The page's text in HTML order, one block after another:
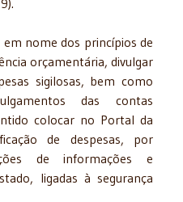
nome dos princípios de
orçamentária, divulgar
sigilosas, bem como
das contas
colocar no Portal da
de despesas, por
de informações e
ligadas à segurança